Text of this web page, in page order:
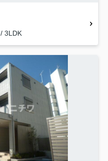
3LDK